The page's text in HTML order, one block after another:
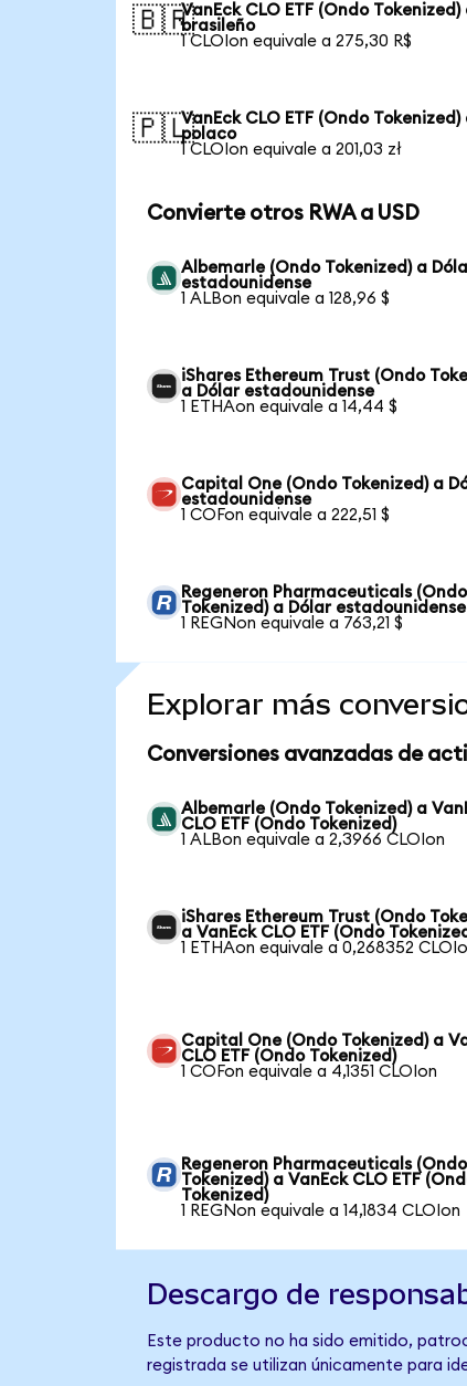
🇧🇷VanEck CLO ETF (Ondo Tokenized)
brasileño
1 CLOIon equivale a 275,30 R$
🇵🇱VanEck CLO ETF (Ondo Tokenized)
polaco
1 CLOIon equivale a 201,03 zł
Convierte otros RWA a USD
Albemarle (Ondo Tokenized) a
estadounidense
1 ALBon equivale a 128,96 $
iShares Ethereum Trust (Ondo
a Dólar estadounidense
1 ETHAon equivale a 14,44 $
Capital One (Ondo Tokenized) a
estadounidense
1 COFon equivale a 222,51 $
Regeneron Pharmaceuticals (Ondo
Tokenized) a Dólar estadounidense
1 REGNon equivale a 763,21 $
Explorar más
Conversiones avanzadas de
Albemarle (Ondo Tokenized) a
CLO ETF (Ondo Tokenized)
1 ALBon equivale a 2,3966 CLOIon
iShares Ethereum Trust (Ondo
a VanEck CLO ETF (Ondo
1 ETHAon equivale a 0,268352
Capital One (Ondo Tokenized) a
CLO ETF (Ondo Tokenized)
1 COFon equivale a 4,1351 CLOIon
Regeneron Pharmaceuticals (Ondo
Tokenized) a VanEck CLO ETF
Tokenized)
1 REGNon equivale a 14,1834 CLOIon
Descargo de
Este producto no ha sido emitido,
registrada se utilizan únicamente para